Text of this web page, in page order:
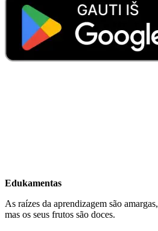
Edukamentas
As raízes da aprendizagem são amargas,
mas os seus frutos são doces.